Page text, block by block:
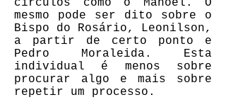
círculos como o Manoel. O
mesmo pode ser dito sobre o
Bispo do Rosário, Leonilson,
a partir de certo ponto e
Pedro Moraleida. Esta
individual é menos sobre
procurar algo e mais sobre
repetir um processo.